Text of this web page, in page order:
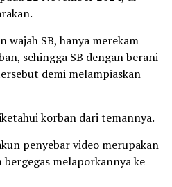
wajah SB, hanya merekam
sehingga SB dengan berani
demi melampiaskan
korban dari temannya.
penyebar video merupakan
melaporkannya ke